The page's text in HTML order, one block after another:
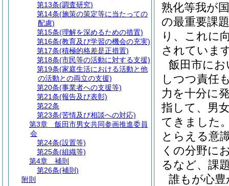
熟化等我が
の最重要課
り、これに
されていま
飯田市に
しつつ責任
力を十分に
指して、男
てきました
とらえる意
くの分野に
るなど、課
誰もが心
第13条(調査研究)
第14条(施策の策定等に当たっての
配慮)
第15条(理解を深めるための措置)
第16条(教育及び学習の機会の充実)
第17条(積極的格差是正措置)
第18条(市民等の活動に対する支援)
第19条(家庭生活における活動と他
の活動との両立の支援)
第20条(事業者への支援等)
第21条(報告及び表彰)
第22条
第23条(苦情及び相談への対応)
第3章
飯田市男女共同参画推進委員
会
第24条(設置等)
第25条(組織等)
第4章
補則
第26条(補則)
附則